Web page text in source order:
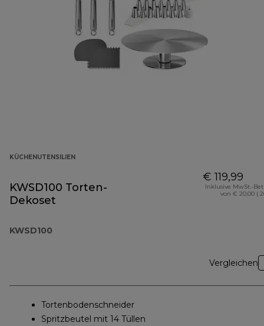
KÜCHENUTENSILIEN
KWSD100 Torten-
Dekoset
KWSD100
€ 119,99
Inklusive MwSt.-
von € 20,00 (
Vergleichen
Tortenbodenschneider
Spritzbeutel mit 14 Tüllen